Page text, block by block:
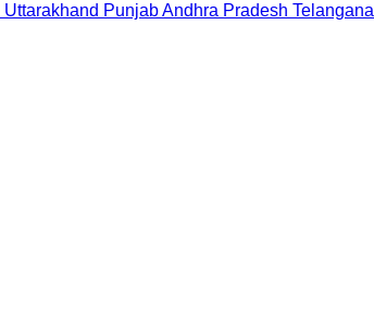
Uttarakhand PunjabAndhra Pradesh Telangana